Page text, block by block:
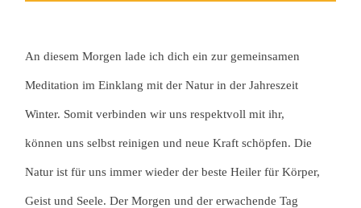
An diesem Morgen lade ich dich ein zur gemeinsamen
Meditation im Einklang mit der Natur in der Jahreszeit
Winter. Somit verbinden wir uns respektvoll mit ihr,
können uns selbst reinigen und neue Kraft schöpfen. Die
Natur ist für uns immer wieder der beste Heiler für Körper,
Geist und Seele. Der Morgen und der erwachende Tag